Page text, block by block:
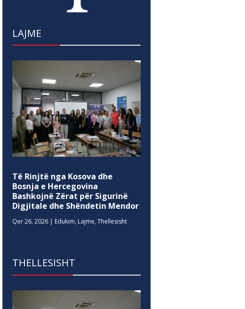
LAJME
Të Rinjtë nga Kosova dhe
Bosnja e Hercegovina
Bashkojnë Zërat për Sigurinë
Digjitale dhe Shëndetin Mendor
Qer 26, 2026 | Edukim, Lajme,Thellesisht
THELLESISHT